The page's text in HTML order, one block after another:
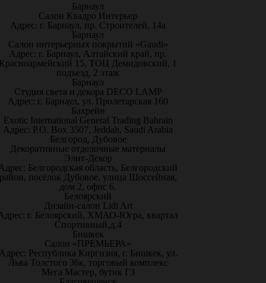
Барнаул
Салон Квадро Интерьер
Адрес: г. Барнаул, пр. Строителей, 14а
Барнаул
Салон интерьерных покрытий «Gaudi»
Адрес: г. Барнаул, Алтайский край, пр.
15, ТОЦ Демидовский, 1
подъезд, 2 этаж
Барнаул
Студия света и декора DECO LAMP
Адрес: г. Барнаул, ул. Пролетарская 160
Бахрейн
Exotic International General Trading Bahrain
Адрес: P.O. Box 3507, Jeddah, Saudi Arabia
Белгород, Дубовое
Декоративные отделочные материалы
Элит-Декор
Белгородская область, Белгородский
посёлок Дубовое, улица Шоссейная,
дом 2, офис 6.
Белоярский
Дизайн-салон Lidi Art
г. Белоярский, ХМАО-Югра, квартал
Спортивный,д.4
Бишкек
Салон «ПРЕМЬЕРА»
Республика Киргизия, г. Бишкек, ул.
Льва Толстого 36к, торговый комплекс
Мега Мастер, бутик Г3